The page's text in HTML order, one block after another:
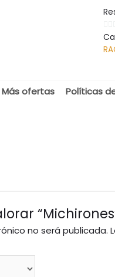
0
de
Más ofertas Políticas
no será publicada.